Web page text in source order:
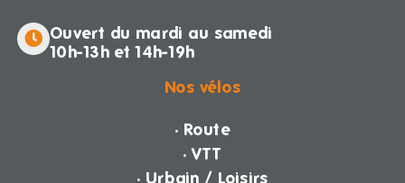
Ouvert du mardi au samedi
10h-13h et 14h-19h
Nos vélos
· Route
· VTT
· Urbain / Loisirs